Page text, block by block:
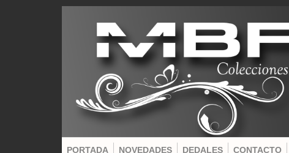
PORTADA NOVEDADES DEDALES CONTACTO